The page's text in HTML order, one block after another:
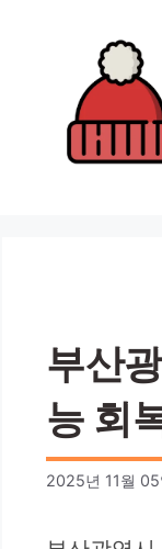
부산
능 회
2025년 11월 05